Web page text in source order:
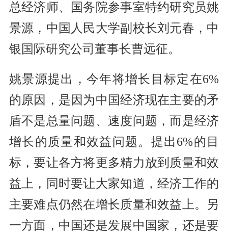
总经济师、国务院参事室特约研究员姚
景源，中国人民大学副校长刘元春，中
银国际研究公司董事长曹远征。
姚景源提出，今年将增长目标定在6%
的原因，是因为中国经济现在主要的矛
盾不是总量问题、速度问题，而是经济
增长的质量和效益问题。提出6%的目
标，要让各方将更多精力放到质量和效
益上，同时要让大家知道，经济工作的
主要难点仍然在增长质量和效益上。另
一方面，中国还是发展中国家，还是要